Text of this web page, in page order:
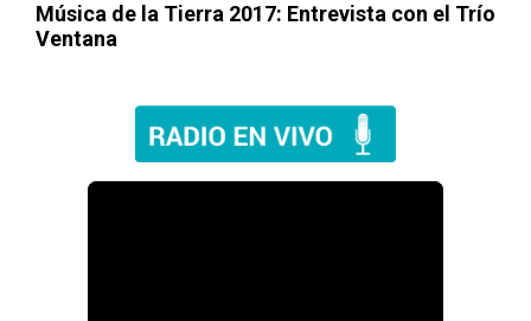
Música de la Tierra 2017: Entrevista con el Trío
Ventana